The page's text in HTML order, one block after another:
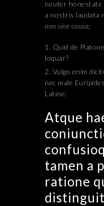
neuter honestate
a nostris laudata
non sine causa;
Quid de
loquar?
Vulgo enim
nec male
Latine;
Atque
tamen a
ratione